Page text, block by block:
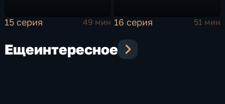
15 серия 49 мин 16 серия 51 мин
Ещеинтересное